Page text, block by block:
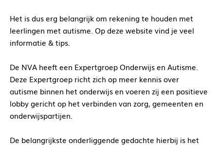
Het is dus erg belangrijk om rekening te houden met
leerlingen met autisme. Op deze website vind je veel
informatie & tips.
De NVA heeft een Expertgroep Onderwijs en Autisme.
Deze Expertgroep richt zich op meer kennis over
autisme binnen het onderwijs en voeren zij een positieve
lobby gericht op het verbinden van zorg, gemeenten en
onderwijspartijen.
De belangrijkste onderliggende gedachte hierbij is het